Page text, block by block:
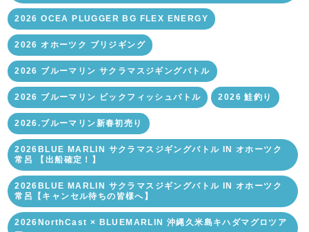
2026 OCEA PLUGGER BG FLEX ENERGY
2026 オホーツク ブリジギング
2026 ブルーマリン サクラマスジギングバトル
2026 ブルーマリン ビックフィッシュバトル 2026 鮭釣り
2026.ブルーマリン新春初売り
2026BLUE MARLIN サクラマスジギングバトル IN オホーツク
常呂 【出船確定！】
2026BLUE MARLIN サクラマスジギングバトル IN オホーツク
常呂【キャンセル待ちの皆様へ】
2026NorthCast × BLUEMARLIN 沖縄久米島キハダマグロツア